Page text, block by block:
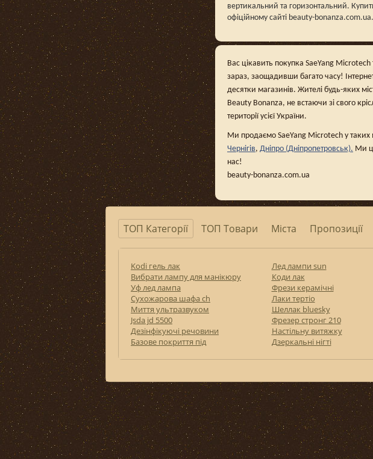
вертикальний та горизонтальний.
офіційному сайті beauty-bonanza.com.ua.
Вас цікавить покупка SaeYang Microtech
зараз, заощадивши багато часу!
десятки магазинів. Жителі будь-яких
Beauty Bonanza, не встаючи зі свого
території усієї України.
Ми продаємо SaeYang Microtech у таких
Чернігів, Дніпро (Дніпропетровськ). Ми
нас!
beauty-bonanza.com.ua
ТОП Категорії ТОП Товари Міста Пропозиції
Kodi гель лак
Вибрати лампу для манікюру
Уф лед лампа
Сухожарова шафа ch
Миття ультразвуком
Jsda jd 5500
Дезінфікуючі речовини
Базове покриття під
Лед лампи sun
Коди лак
Фрези керамічні
Лаки тертіо
Шеллак bluesky
Фрезер стронг 210
Настільну витяжку
Дзеркальні нігті